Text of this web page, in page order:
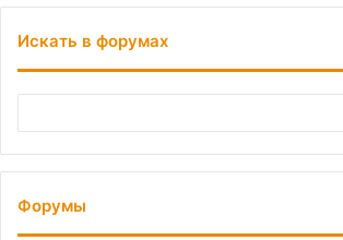
Искать в форумах
Форумы